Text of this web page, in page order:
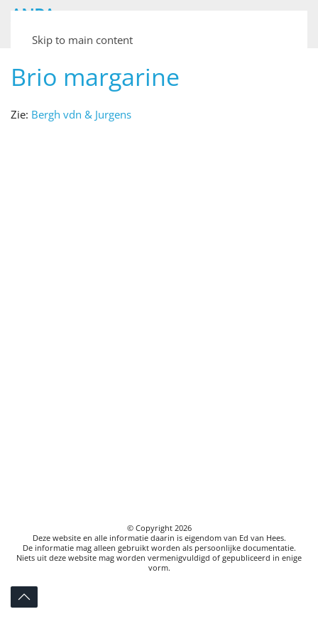
Skip to main content
ANPA
Archief van Nederlandse Plaatjesalbums
Brio margarine
Zie: Bergh vdn & Jurgens
© Copyright 2026
Deze website en alle informatie daarin is eigendom van Ed van Hees.
De informatie mag alleen gebruikt worden als persoonlijke documentatie.
Niets uit deze website mag worden vermenigvuldigd of gepubliceerd in enige
vorm.